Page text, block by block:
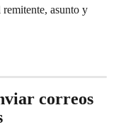
asunto y